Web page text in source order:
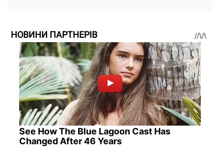
НОВИНИ ПАРТНЕРІВ
See How The Blue Lagoon Cast Has
Changed After 46 Years